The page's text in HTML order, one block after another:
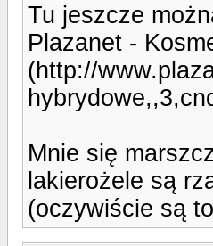
Tu jeszcze
Plazanet -
(http://
Mnie się
lakierożele są
(oczywiście są